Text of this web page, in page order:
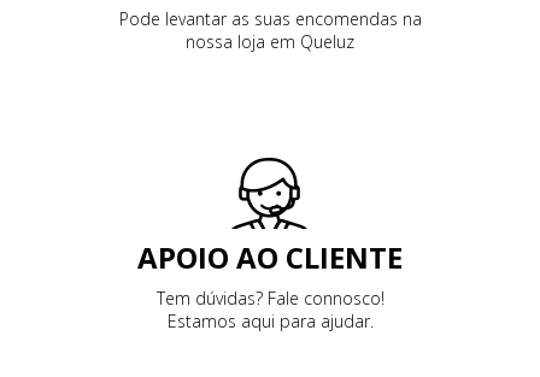
Pode levantar as suas encomendas na
nossa loja em Queluz
APOIO AO CLIENTE
Tem dúvidas? Fale connosco!
Estamos aqui para ajudar.